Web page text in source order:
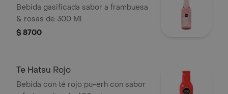
Bebida gasificada sabor a frambuesa
& rosas de 300 Ml.
$ 8700
Te Hatsu Rojo
Bebida con té rojo pu-erh con sabor